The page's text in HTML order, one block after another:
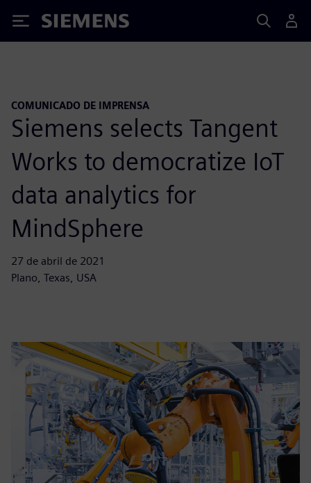
Siemens
COMUNICADO DE IMPRENSA
Siemens selects Tangent
Works to democratize IoT
data analytics for
MindSphere
27 de abril de 2021
Plano, Texas, USA